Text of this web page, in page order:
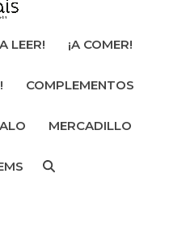
LEER! ¡A COMER!
COMPLEMENTOS
MERCADILLO